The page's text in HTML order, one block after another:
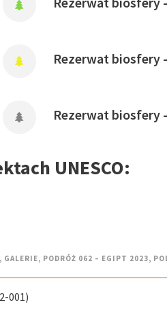
Rezerwat biosfery
Rezerwat biosfery
UNESCO:
, GALERIE, PODRÓŻ 062 – EGIPT 2023,
001)